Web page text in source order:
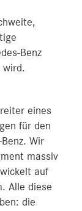
Benz
wird.
eines
für den
Wir
massiv
auf
Alle diese
die